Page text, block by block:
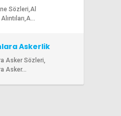
Sözleri,Al
Askerlik
Asker Sözleri,
Asker...